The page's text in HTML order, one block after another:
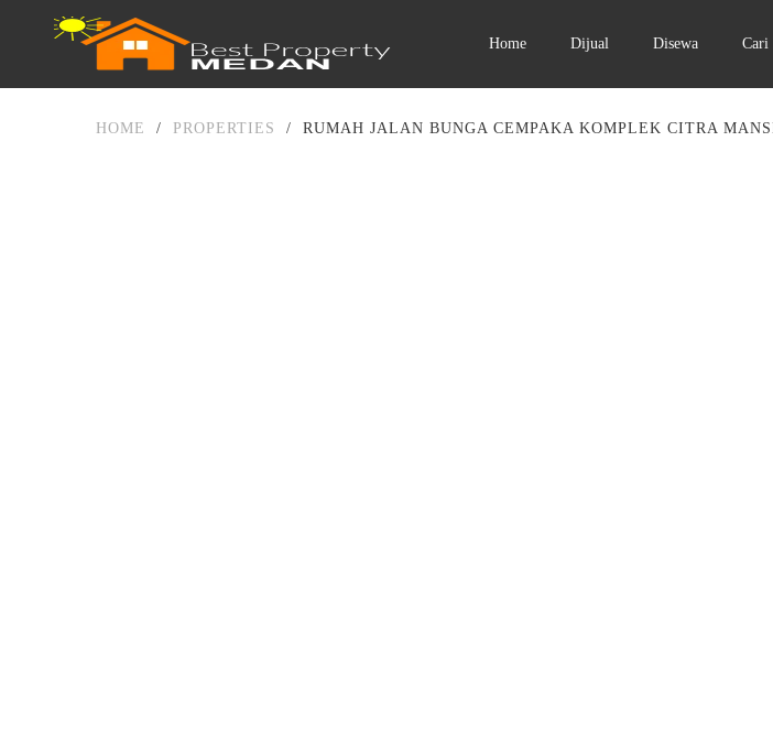
Home Dijual Disewa Cari
HOME / PROPERTIES / RUMAH JALAN BUNGA CEMPAKA KOMPLEK CITRA